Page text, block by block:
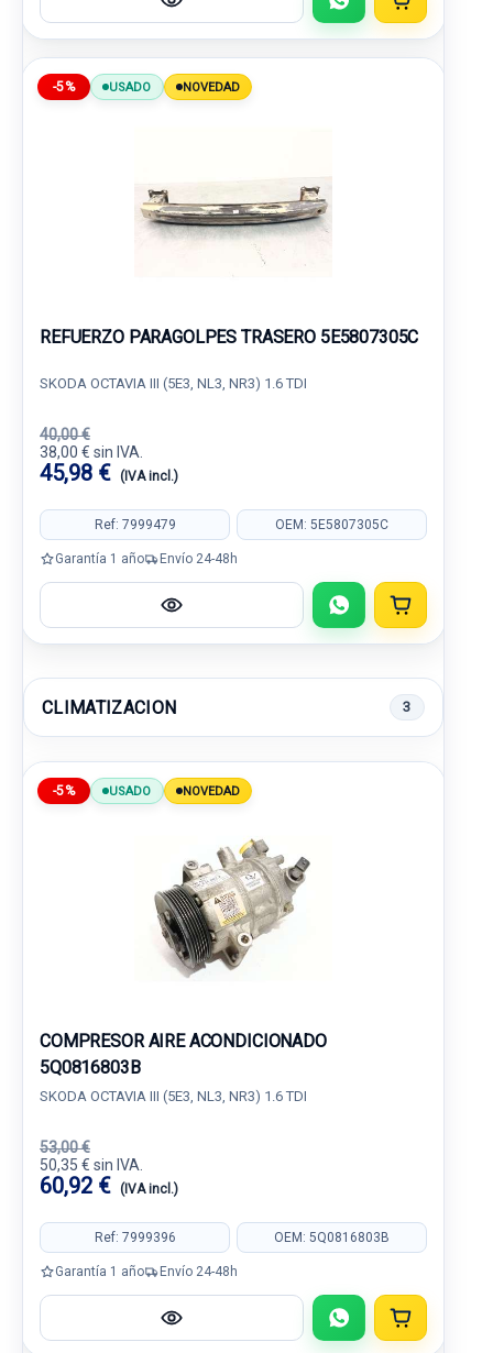
-5% USADO NOVEDAD
REFUERZO PARAGOLPES TRASERO 5E5807305C
SKODA OCTAVIA III (5E3, NL3, NR3) 1.6 TDI
40,00 €
38,00 € sin IVA.
45,98 € (IVA incl.)
Ref: 7999479 OEM: 5E5807305C
Garantía 1 año Envío 24-48h
CLIMATIZACION 3
-5% USADO NOVEDAD
COMPRESOR AIRE ACONDICIONADO
5Q0816803B
SKODA OCTAVIA III (5E3, NL3, NR3) 1.6 TDI
53,00 €
50,35 € sin IVA.
60,92 € (IVA incl.)
Ref: 7999396 OEM: 5Q0816803B
Garantía 1 año Envío 24-48h